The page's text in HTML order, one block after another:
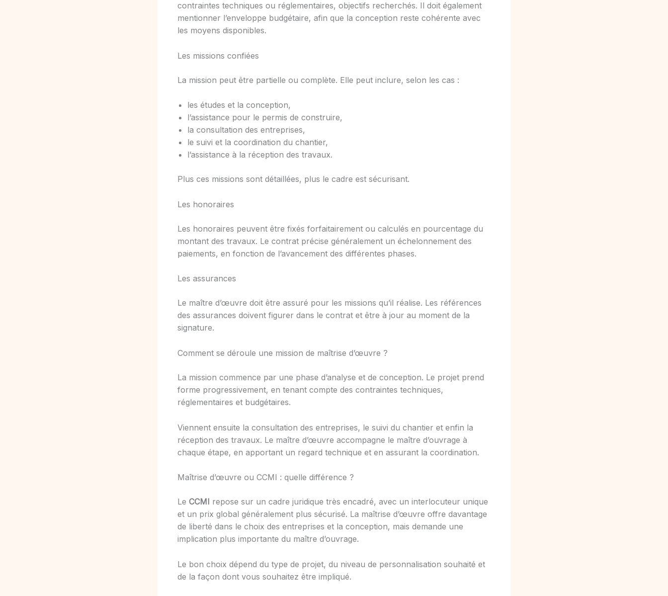
contraintes techniques ou réglementaires, objectifs recherchés. Il doit également
mentionner l’enveloppe budgétaire, afin que la conception reste cohérente avec
les moyens disponibles.
Les missions confiées
La mission peut être partielle ou complète. Elle peut inclure, selon les cas :
les études et la conception,
l’assistance pour le permis de construire,
la consultation des entreprises,
le suivi et la coordination du chantier,
l’assistance à la réception des travaux.
Plus ces missions sont détaillées, plus le cadre est sécurisant.
Les honoraires
Les honoraires peuvent être fixés forfaitairement ou calculés en pourcentage du
montant des travaux. Le contrat précise généralement un échelonnement des
paiements, en fonction de l’avancement des différentes phases.
Les assurances
Le maître d’œuvre doit être assuré pour les missions qu’il réalise. Les références
des assurances doivent figurer dans le contrat et être à jour au moment de la
signature.
Comment se déroule une mission de maîtrise d’œuvre ?
La mission commence par une phase d’analyse et de conception. Le projet prend
forme progressivement, en tenant compte des contraintes techniques,
réglementaires et budgétaires.
Viennent ensuite la consultation des entreprises, le suivi du chantier et enfin la
réception des travaux. Le maître d’œuvre accompagne le maître d’ouvrage à
chaque étape, en apportant un regard technique et en assurant la coordination.
Maîtrise d’œuvre ou CCMI : quelle différence ?
Le CCMI repose sur un cadre juridique très encadré, avec un interlocuteur unique
et un prix global généralement plus sécurisé. La maîtrise d’œuvre offre davantage
de liberté dans le choix des entreprises et la conception, mais demande une
implication plus importante du maître d’ouvrage.
Le bon choix dépend du type de projet, du niveau de personnalisation souhaité et
de la façon dont vous souhaitez être impliqué.